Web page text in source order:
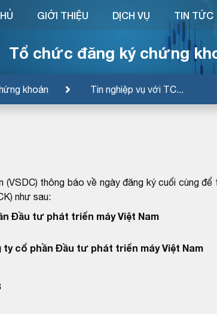
Tổ chức đăng ký chứng
khoán Tin nghiệp vụ với TC...
GIỚI THIỆU DỊCH VỤ TIN TỨC
thông báo về ngày đăng ký cuối cùng để
như sau:
Đầu tư phát triển máy Việt Nam
ty cổ phần Đầu tư phát triển máy Việt Nam